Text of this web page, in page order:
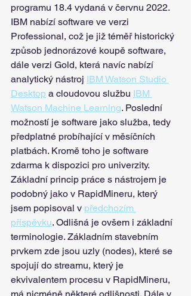
programu 18.4 vydaná v červnu 2022.
IBM nabízí software ve verzi
Professional, což je již téměř historický
způsob jednorázové koupě software,
dále verzi Gold, která navíc nabízí
analytický nástroj IBM Watson Studio
Desktop a cloudovou službu IBM
Watson Machine Learning. Poslední
možností je software jako služba, tedy
předplatné probíhající v měsíčních
platbách. Kromě toho je software
zdarma k dispozici pro univerzity.
Základní princip práce s nástrojem je
podobný jako v RapidMineru, který
jsem popisoval v předchozím
příspěvku. Odlišná je ovšem i základní
terminologie. Základním stavebním
prvkem zde jsou uzly (nodes), které se
spojují do streamu, který je
ekvivalentem procesu v RapidMineru,